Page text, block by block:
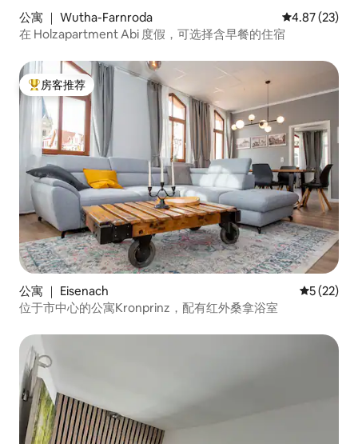
公寓 ｜ Wutha-Farnroda 平均评分
4.87 (23)
在 Holzapartment Abi 度假，可选择含早餐的住宿
热门「房客推荐」
房客推荐
公寓 ｜ Eisenach 平均评分
5 (22)
位于市中心的公寓Kronprinz，配有红外桑拿浴室